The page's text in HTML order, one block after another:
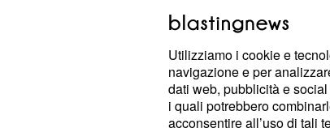
Possono fare domanda per il
Dis-Colli lavoratori con
coordinata continuativa o a
gennaio-30 giugno 2017.
alla gestione separata in via
Utilizziamo i cookie e
navigazione e per
dati web, pubblicità e
i quali potrebbero
acconsentire all’uso di tali